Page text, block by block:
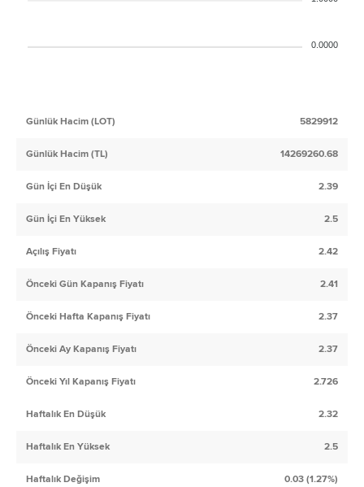
0.0000
Günlük Hacim (LOT) 5829912
Günlük Hacim (TL) 14269260.68
Gün İçi En Düşük 2.39
Gün İçi En Yüksek 2.5
Açılış Fiyatı 2.42
Önceki Gün Kapanış Fiyatı 2.41
Önceki Hafta Kapanış Fiyatı 2.37
Önceki Ay Kapanış Fiyatı 2.37
Önceki Yıl Kapanış Fiyatı 2.726
Haftalık En Düşük 2.32
Haftalık En Yüksek 2.5
Haftalık Değişim 0.03 (1.27%)